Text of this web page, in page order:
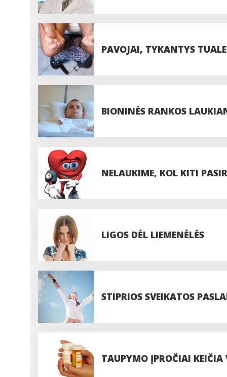
PAVOJAI, TYKANTYS
BIONINĖS RANKOS
NELAUKIME, KOL KITI
LIGOS DĖL LIEMENĖLĖS
STIPRIOS SVEIKATOS
TAUPYMO ĮPROČIAI